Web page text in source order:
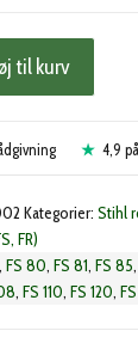
til kurv
4,9
Kategorier: Stihl
FR)
, FS 80, FS 81, FS 85,
, FS 110, FS 120,